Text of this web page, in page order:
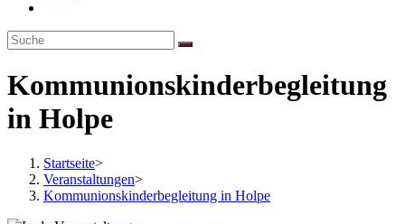
search
Kommunionskinderbegleitung
in Holpe
Startseite>
Veranstaltungen>
Kommunionskinderbegleitung in Holpe